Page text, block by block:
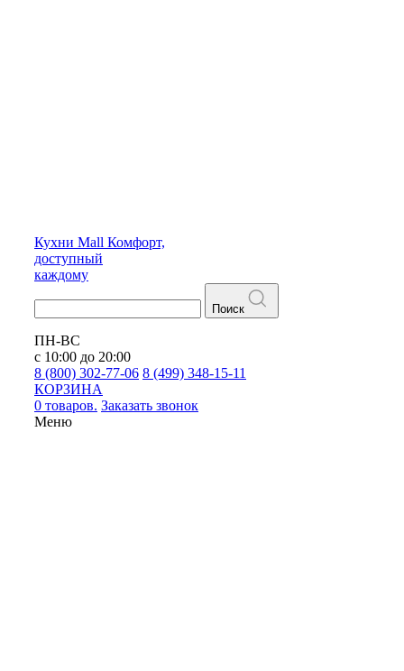
Кухни Mall Комфорт,
доступный
каждому
Поиск
ПН-ВС
с 10:00 до 20:00
8 (800) 302-77-06 8 (499) 348-15-11
КОРЗИНА
0 товаров. Заказать звонок
Меню